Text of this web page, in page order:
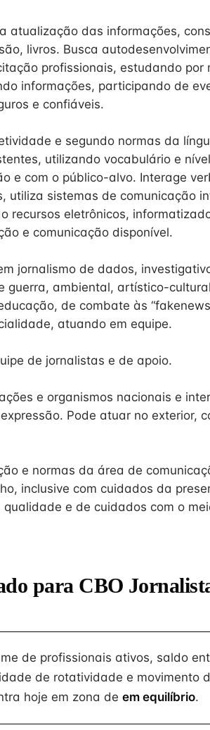
atualização das informações,
livros. Busca
profissionais, estudando por
informações, participando de
e confiáveis.
e segundo normas da
utilizando vocabulário e
e com o público-alvo. Interage
utiliza sistemas de comunicação
recursos eletrônicos,
e comunicação disponível.
jornalismo de dados,
guerra, ambiental, artístico-
de combate às
atuando em equipe.
de jornalistas e de apoio.
e organismos nacionais e
Pode atuar no exterior,
e normas da área de
inclusive com cuidados da
qualidade e de cuidados com o
para CBO
de profissionais ativos, saldo
de rotatividade e movimento
hoje em zona de em equilíbrio.